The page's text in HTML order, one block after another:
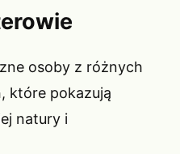
osoby z różnych
które pokazują
natury i